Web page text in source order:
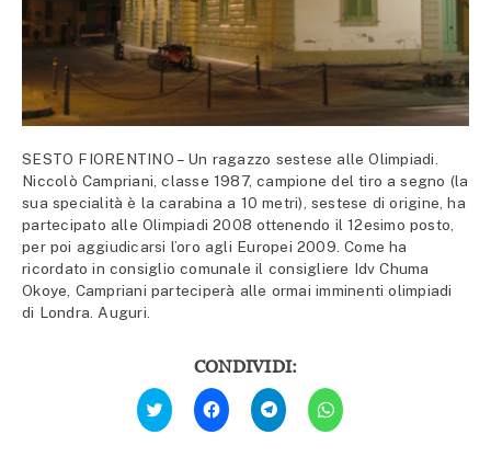
SESTO FIORENTINO – Un ragazzo sestese alle Olimpiadi.
Niccolò Campriani, classe 1987, campione del tiro a segno (la
sua specialità è la carabina a 10 metri), sestese di origine, ha
partecipato alle Olimpiadi 2008 ottenendo il 12esimo posto,
per poi aggiudicarsi l’oro agli Europei 2009. Come ha
ricordato in consiglio comunale il consigliere Idv Chuma
Okoye, Campriani parteciperà alle ormai imminenti olimpiadi
di Londra. Auguri.
CONDIVIDI:
Fai
clic
qui
Fai
clic
per
condividere
Fai
clic
per
condividere
Fai
clic
per